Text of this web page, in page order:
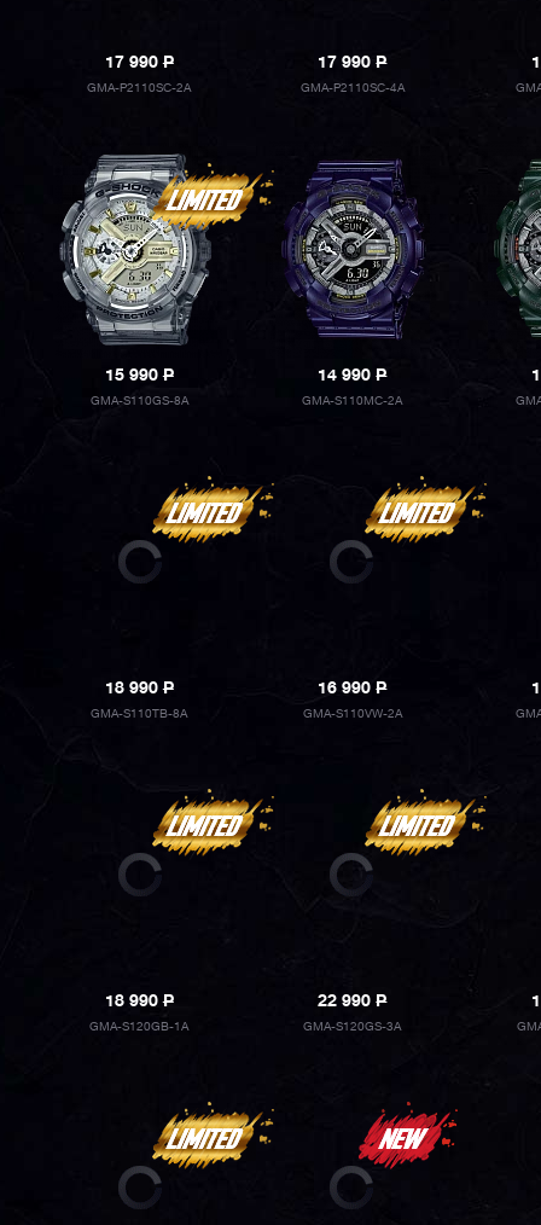
17 990P
GMA-P2110SC-2A
17 990P
GMA-P2110SC-4A
15 990P
GMA-S110GS-8A
14 990P
GMA-S110MC-2A
18 990P
GMA-S110TB-8A
16 990P
GMA-S110VW-2A
18 990P
GMA-S120GB-1A
22 990P
GMA-S120GS-3A